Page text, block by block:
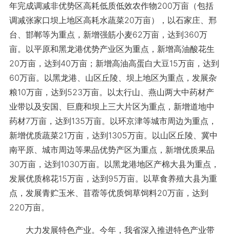
年完成调减非优势区高耗低质低效农作物200万亩（包括
调减张家口坝上地区高耗水蔬菜20万亩），以石家庄、邢
台、邯郸等为重点，新增强筋小麦62万亩，达到360万
亩。以平原和黑龙港优势产业区为重点，新增高油酸花生
20万亩，达到40万亩；新增高油高蛋白大豆15万亩，达到
60万亩。以黑龙港、山区丘陵、坝上地区为重点，发展杂
粮10万亩，达到523万亩。以太行山、燕山两大中药材产
业带以及安国、巨鹿和坝上三大片区为重点，新增道地中
药材7万亩，达到135万亩。以环京津等城市周边为重点，
新增优质蔬菜21万亩，达到1305万亩。以山区丘陵、冀中
南平原、城市周边等果品优势产区为重点，新增优质果品
30万亩，达到1030万亩。以黑龙港地区产棉大县为重点，
发展优质棉花15万亩，达到95万亩。以草食养殖大县为重
点，发展青贮玉米、苜蓿等优质饲草饲料20万亩，达到
220万亩。
大力发展特色产业。今年，我省深入推进特色产业带